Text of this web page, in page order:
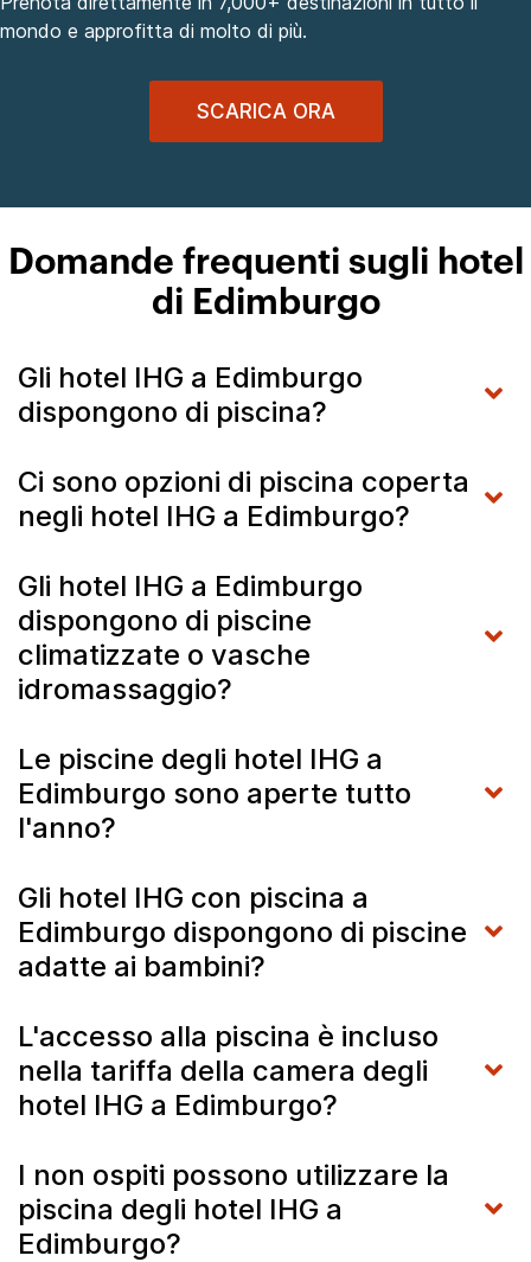
mondo e approfitta di molto di più.
SCARICA ORA
Domande frequenti sugli hotel
di Edimburgo
Gli hotel IHG a Edimburgo
dispongono di piscina?
Ci sono opzioni di piscina coperta
negli hotel IHG a Edimburgo?
Gli hotel IHG a Edimburgo
dispongono di piscine
climatizzate o vasche
idromassaggio?
Le piscine degli hotel IHG a
Edimburgo sono aperte tutto
l'anno?
Gli hotel IHG con piscina a
Edimburgo dispongono di piscine
adatte ai bambini?
L'accesso alla piscina è incluso
nella tariffa della camera degli
hotel IHG a Edimburgo?
I non ospiti possono utilizzare la
piscina degli hotel IHG a
Edimburgo?